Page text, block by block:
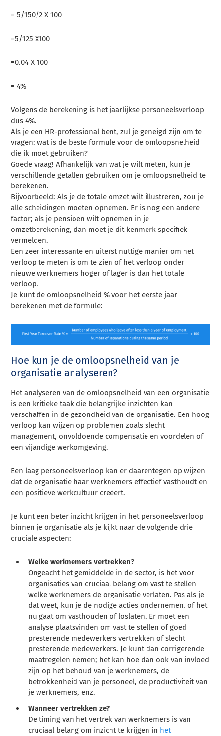
= 5/150/2 X 100
=5/125 X100
=0.04 X 100
= 4%
Volgens de berekening is het jaarlijkse personeelsverloop
dus 4%.
Als je een HR-professional bent, zul je geneigd zijn om te
vragen: wat is de beste formule voor de omloopsnelheid
die ik moet gebruiken?
Goede vraag! Afhankelijk van wat je wilt meten, kun je
verschillende getallen gebruiken om je omloopsnelheid te
berekenen.
Bijvoorbeeld: Als je de totale omzet wilt illustreren, zou je
alle scheidingen moeten opnemen. Er is nog een andere
factor; als je pensioen wilt opnemen in je
omzetberekening, dan moet je dit kenmerk specifiek
vermelden.
Een zeer interessante en uiterst nuttige manier om het
verloop te meten is om te zien of het verloop onder
nieuwe werknemers hoger of lager is dan het totale
verloop.
Je kunt de omloopsnelheid % voor het eerste jaar
berekenen met de formule:
Hoe kun je de omloopsnelheid van je
organisatie analyseren?
Het analyseren van de omloopsnelheid van een organisatie
is een kritieke taak die belangrijke inzichten kan
verschaffen in de gezondheid van de organisatie. Een hoog
verloop kan wijzen op problemen zoals slecht
management, onvoldoende compensatie en voordelen of
een vijandige werkomgeving.
Een laag personeelsverloop kan er daarentegen op wijzen
dat de organisatie haar werknemers effectief vasthoudt en
een positieve werkcultuur creëert.
Je kunt een beter inzicht krijgen in het personeelsverloop
binnen je organisatie als je kijkt naar de volgende drie
cruciale aspecten:
Welke werknemers vertrekken?
Ongeacht het gemiddelde in de sector, is het voor
organisaties van cruciaal belang om vast te stellen
welke werknemers de organisatie verlaten. Pas als je
dat weet, kun je de nodige acties ondernemen, of het
nu gaat om vasthouden of loslaten. Er moet een
analyse plaatsvinden om vast te stellen of goed
presterende medewerkers vertrekken of slecht
presterende medewerkers. Je kunt dan corrigerende
maatregelen nemen; het kan hoe dan ook van invloed
zijn op het behoud van je werknemers, de
betrokkenheid van je personeel, de productiviteit van
je werknemers, enz.
Wanneer vertrekken ze?
De timing van het vertrek van werknemers is van
cruciaal belang om inzicht te krijgen in het